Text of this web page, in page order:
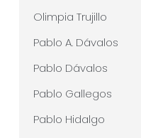
Olimpia Trujillo
Pablo A. Dávalos
Pablo Dávalos
Pablo Gallegos
Pablo Hidalgo